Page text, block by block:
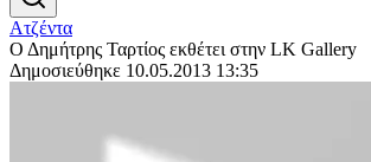
Ατζέντα
Ο Δημήτρης Ταρτίος εκθέτει στην LK Gallery
Δημοσιεύθηκε 10.05.2013 13:35